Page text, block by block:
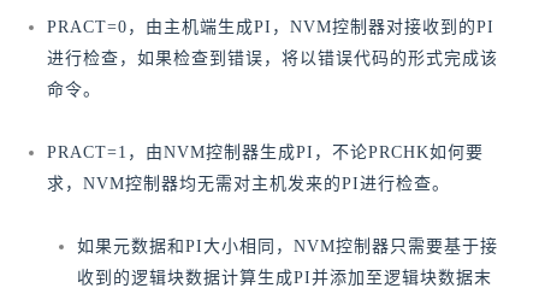
PRACT=0，由主机端生成PI，NVM控制器对接收到的PI
进行检查，如果检查到错误，将以错误代码的形式完成该
命令。
PRACT=1，由NVM控制器生成PI，不论PRCHK如何要
求，NVM控制器均无需对主机发来的PI进行检查。
如果元数据和PI大小相同，NVM控制器只需要基于接
收到的逻辑块数据计算生成PI并添加至逻辑块数据末